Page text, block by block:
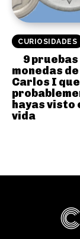
CURIOSIDADES
9 pruebas
monedas
Carlos I que
hayas visto
vida